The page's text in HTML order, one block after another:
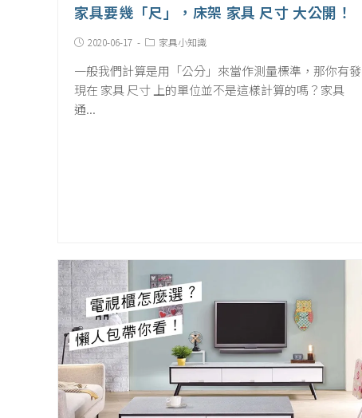
家具要幾「尺」，床架 家具 尺寸 大公開！
Post2020-06-17
Post家具小知識
一般我們計算是用「公分」來當作測量標準，那你有發
現在 家具 尺寸 上的單位並不是這樣計算的嗎？家具
通...